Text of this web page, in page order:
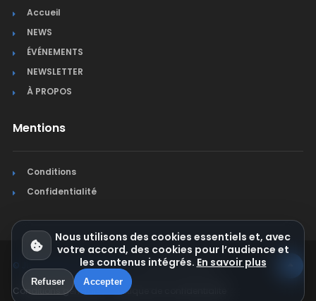
Accueil
NEWS
ÉVÉNEMENTS
NEWSLETTER
À PROPOS
Mentions
Conditions
Confidentialité
© Jura Synchro 2015-2026. Tous droits réservés.
Conditions générales Politique de confidentialité
Nous utilisons des cookies essentiels et, avec
votre accord, des cookies pour l’audience et
les contenus intégrés. En savoir plus
Refuser Accepter